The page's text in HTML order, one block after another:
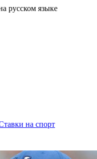
русском языке
на спорт